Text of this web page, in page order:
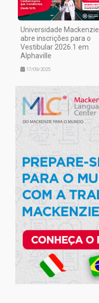
Universidade Mackenzie
abre inscrições para o
Vestibular 2026.1 em
Alphaville
17/09/2025